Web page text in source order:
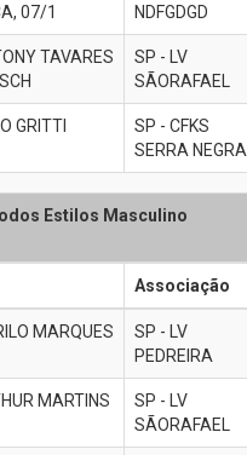
07/1
NDFGDGD
TAVARES
SP - LV
SÃORAFAEL
GRITTI
SP - CFKS
SERRA NEGRA
Estilos Masculino
Associação
MARQUES
SP - LV
PEDREIRA
MARTINS
SP - LV
SÃORAFAEL